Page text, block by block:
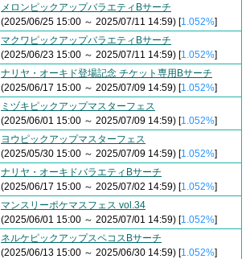
メロンピックアップバラエティBサーチ
(2025/06/25 15:00 ～ 2025/07/11 14:59) [1.052%]
マクワピックアップバラエティBサーチ
(2025/06/23 15:00 ～ 2025/07/11 14:59) [1.052%]
ナリヤ・オーキド登場記念 チケット専用Bサーチ
(2025/06/17 15:00 ～ 2025/07/09 14:59) [1.052%]
ミヅキピックアップマスターフェス
(2025/06/01 15:00 ～ 2025/07/09 14:59) [1.052%]
ヨウピックアップマスターフェス
(2025/05/30 15:00 ～ 2025/07/09 14:59) [1.052%]
ナリヤ・オーキドバラエティBサーチ
(2025/06/17 15:00 ～ 2025/07/02 14:59) [1.052%]
マンスリーポケマスフェス vol.34
(2025/06/01 15:00 ～ 2025/07/01 14:59) [1.052%]
ネルケピックアップスペコスBサーチ
(2025/06/13 15:00 ～ 2025/06/30 14:59) [1.052%]